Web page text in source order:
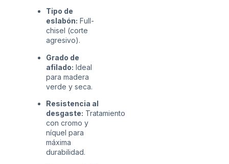
Tipo de
eslabón: Full-
chisel (corte
agresivo).
Grado de
afilado: Ideal
para madera
verde y seca.
Resistencia al
desgaste: Tratamiento
con cromo y
níquel para
máxima
durabilidad.